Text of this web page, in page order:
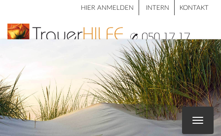
HIER ANMELDEN INTERN KONTAKT
Toggle